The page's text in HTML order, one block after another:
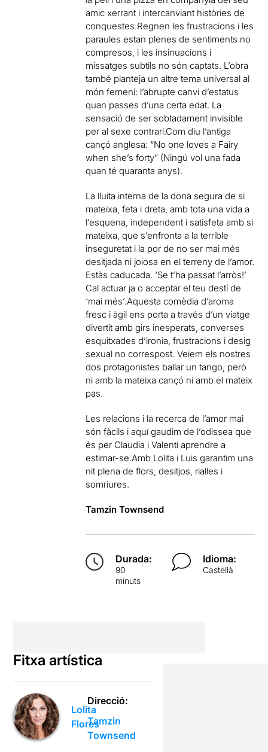
amic xerrant i intercanviant històries de
conquestes.Regnen les frustracions i les
paraules estan plenes de sentiments no
compresos, i les insinuacions i
missatges subtils no són captats. L’obra
també planteja un altre tema universal al
món femení: l’abrupte canvi d’estatus
quan passes d’una certa edat. La
sensació de ser sobtadament invisible
per al sexe contrari.Com diu l’antiga
cançó anglesa: “No one loves a Fairy
when she’s forty” (Ningú vol una fada
quan té quaranta anys).
La lluita interna de la dona segura de si
mateixa, feta i dreta, amb tota una vida a
l’esquena, independent i satisfeta amb si
mateixa, que s’enfronta a la terrible
inseguretat i la por de no ser mai més
desitjada ni joiosa en el terreny de l’amor.
Estàs caducada. ‘Se t’ha passat l’arròs!’
Cal actuar ja o acceptar el teu destí de
‘mai més’.Aquesta comèdia d’aroma
fresc i àgil ens porta a través d’un viatge
divertit amb girs inesperats, converses
esquitxades d’ironia, frustracions i desig
sexual no correspost. Veiem els nostres
dos protagonistes ballar un tango, però
ni amb la mateixa cançó ni amb el mateix
pas.
Les relacions i la recerca de l’amor mai
són fàcils i aquí gaudim de l’odissea que
és per Claudia i Valentí aprendre a
estimar-se.Amb Lolita i Luis garantim una
nit plena de flors, desitjos, rialles i
somriures.
Tamzin Townsend
Durada:
90
minuts
Idioma:
Castellà
Fitxa artística
Lolita
Flores
Direcció:
Tamzin
Townsend